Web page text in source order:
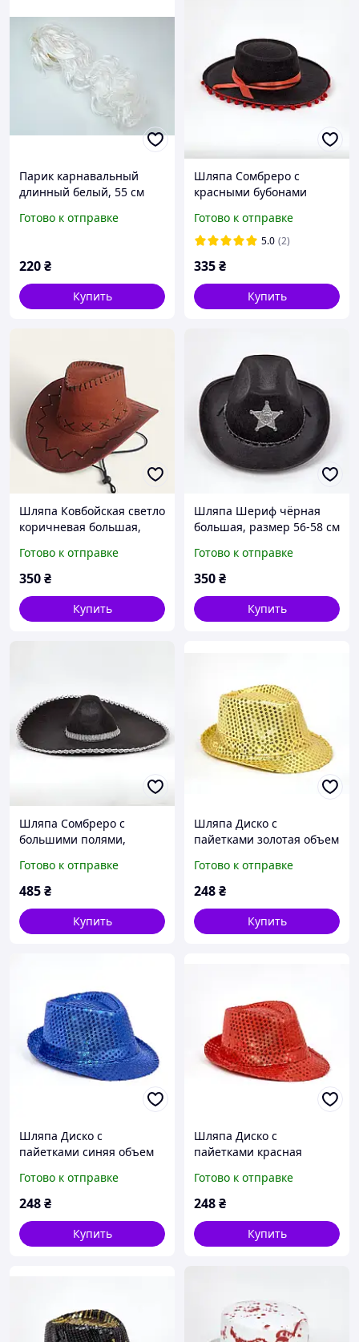
Парик карнавальный
длинный белый, 55 см
Готово к отправке
220₴
Купить
Шляпа Сомбреро с
красными бубонами
Готово к отправке
5.0 (2)
335₴
Купить
Шляпа Ковбойская светло
коричневая большая,
Готово к отправке
350₴
Купить
Шляпа Шериф чёрная
большая, размер 56-58 см
Готово к отправке
350₴
Купить
Шляпа Сомбреро с
большими полями,
Готово к отправке
485₴
Купить
Шляпа Диско с
пайетками золотая объем
Готово к отправке
248₴
Купить
Шляпа Диско с
пайетками синяя объем
Готово к отправке
248₴
Купить
Шляпа Диско с
пайетками красная
Готово к отправке
248₴
Купить